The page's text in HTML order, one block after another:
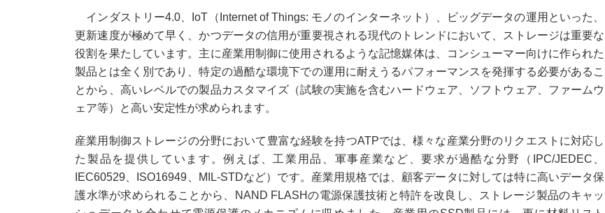
インダストリー4.0、IoT（Internet of Things: モノのインターネット）、ビッグデータの運用といった、
更新速度が極めて早く、かつデータの信用が重要視される現代のトレンドにおいて、ストレージは重要な
役割を果たしています。主に産業用制御に使用されるような記憶媒体は、コンシューマー向けに作られた
製品とは全く別であり、特定の過酷な環境下での運用に耐えうるパフォーマンスを発揮する必要があるこ
とから、高いレベルでの製品カスタマイズ（試験の実施を含むハードウェア、ソフトウェア、ファームウ
ェア等）と高い安定性が求められます。
産業用制御ストレージの分野において豊富な経験を持つATPでは、様々な産業分野のリクエストに対応し
た製品を提供しています。例えば、工業用品、軍事産業など、要求が過酷な分野（IPC/JEDEC、
IEC60529、ISO16949、MIL-STDなど）です。産業用規格では、顧客データに対しては特に高いデータ保
護水準が求められることから、NAND FLASHの電源保護技術と特許を改良し、ストレージ製品のキャッ